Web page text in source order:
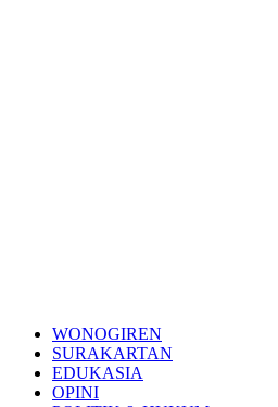
WONOGIREN
SURAKARTAN
EDUKASIA
OPINI